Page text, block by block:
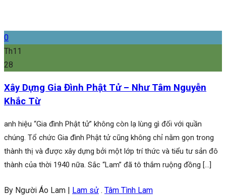
0
Th11
28
Xây Dựng Gia Đình Phật Tử – Như Tâm Nguyễn
Khắc Từ
anh hiệu “Gia đình Phật tử” không còn lạ lùng gì đối với quần
chúng. Tổ chức Gia đình Phật tử cũng không chỉ nằm gọn trong
thành thị và được xây dựng bởi một lớp trí thức và tiểu tư sản đô
thành của thời 1940 nữa. Sắc “Lam” đã tô thắm ruộng đồng […]
By Người Áo Lam | Lam sử . Tâm Tình Lam